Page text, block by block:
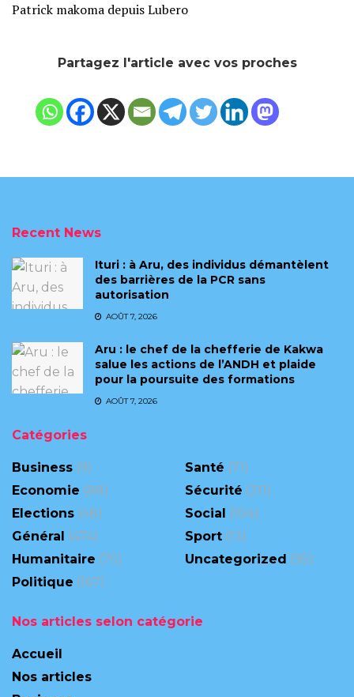
Patrick makoma depuis Lubero
Partagez l'article avec vos proches
Recent News
Ituri : à Aru, des individus démantèlent
des barrières de la PCR sans
autorisation
AOÛT 7, 2026
Aru : le chef de la chefferie de Kakwa
salue les actions de l’ANDH et plaide
pour la poursuite des formations
AOÛT 7, 2026
Catégories
Business (9)
Economie (88)
Elections (48)
Général
(474)
Humanitaire (75)
Politique (167)
Santé (71)
Sécurité (311)
Social
(104)
Sport (13)
Uncategorized (95)
Nos articles selon catégorie
Accueil
Nos articles